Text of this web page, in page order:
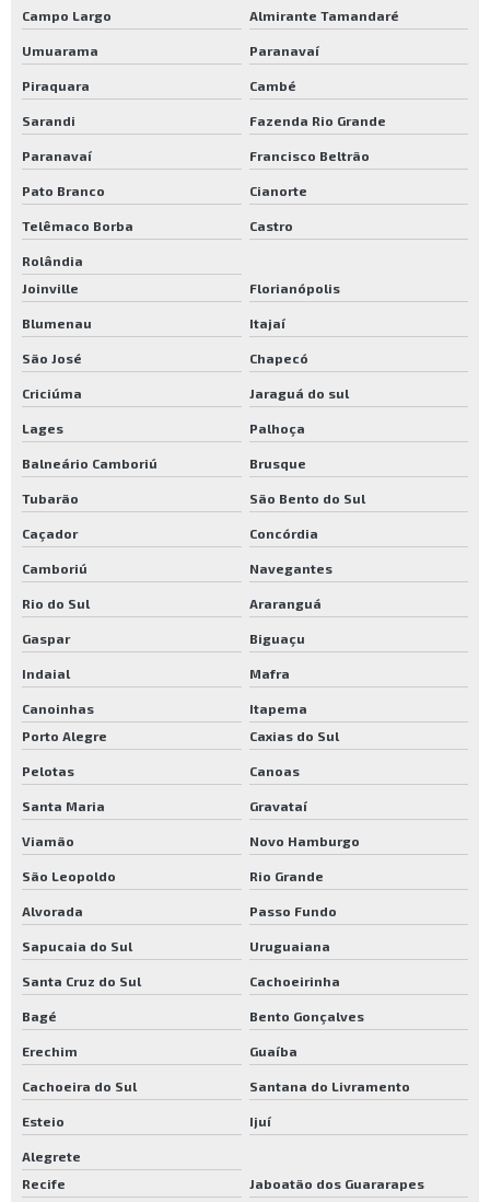
Campo Largo Almirante Tamandaré
Umuarama Paranavaí
Piraquara Cambé
Sarandi Fazenda Rio Grande
Paranavaí Francisco Beltrão
Pato Branco Cianorte
Telêmaco Borba Castro
Rolândia
Joinville
Florianópolis
Blumenau Itajaí
São José Chapecó
Criciúma Jaraguá do sul
Lages Palhoça
Balneário Camboriú Brusque
Tubarão São Bento do Sul
Caçador Concórdia
Camboriú Navegantes
Rio do Sul Araranguá
Gaspar Biguaçu
Indaial Mafra
Canoinhas
Itapema
Porto Alegre
Caxias do Sul
Pelotas Canoas
Santa Maria Gravataí
Viamão Novo Hamburgo
São Leopoldo Rio Grande
Alvorada Passo Fundo
Sapucaia do Sul Uruguaiana
Santa Cruz do Sul Cachoeirinha
Bagé Bento Gonçalves
Erechim Guaíba
Cachoeira do Sul Santana do Livramento
Esteio Ijuí
Alegrete
Recife
Jaboatão dos Guararapes